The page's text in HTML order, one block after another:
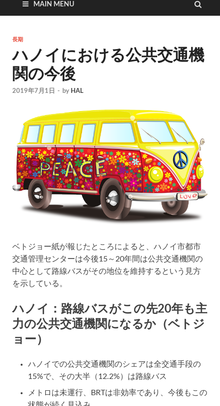
MAIN MENU
長期
ハノイにおける公共交通機
関の今後
2019年7月1日 - by HAL
ベトジョー紙が報じたところによると、ハノイ市都市
交通管理センターは今後15～20年間は公共交通機関の
中心として路線バスがその地位を維持するという見方
を示している。
ハノイ：路線バスがこの先20年も主
力の公共交通機関になるか（ベトジ
ョー）
ハノイでの公共交通機関のシェアは全交通手段の
15%で、その大半（12.2%）は路線バス
メトロは未運行、BRTは非効率であり、今後もこの